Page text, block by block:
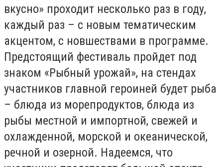
вкусно» проходит несколько раз в году,
каждый раз – с новым тематическим
акцентом, с новшествами в программе.
Предстоящий фестиваль пройдет под
знаком «Рыбный урожай», на стендах
участников главной героиней будет рыба
– блюда из морепродуктов, блюда из
рыбы местной и импортной, свежей и
охлажденной, морской и океанической,
речной и озерной. Надеемся, что